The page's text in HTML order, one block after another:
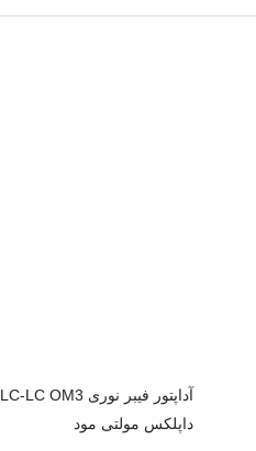
آداپتور فیبر نوری LC-LC OM3
داپلکس مولتی مود